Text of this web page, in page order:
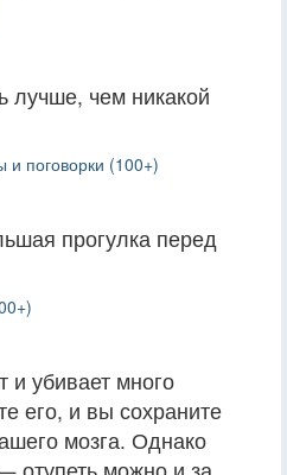
чем никакой
и поговорки (100+)
прогулка перед
и убивает много
его, и вы сохраните
мозга. Однако